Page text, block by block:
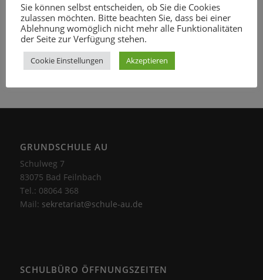
Zurück
GRUNDSCHULE AU
Schulweg 7
83075 Bad Feilnbach
Tel.: 08064 368
Mail: sekretariat@schule-au.de
SCHULBÜRO ÖFFNUNGSZEITEN
Sie können selbst entscheiden, ob Sie die Cookies
zulassen möchten. Bitte beachten Sie, dass bei einer
Ablehnung womöglich nicht mehr alle Funktionalitäten
der Seite zur Verfügung stehen.
Cookie Einstellungen Akzeptieren